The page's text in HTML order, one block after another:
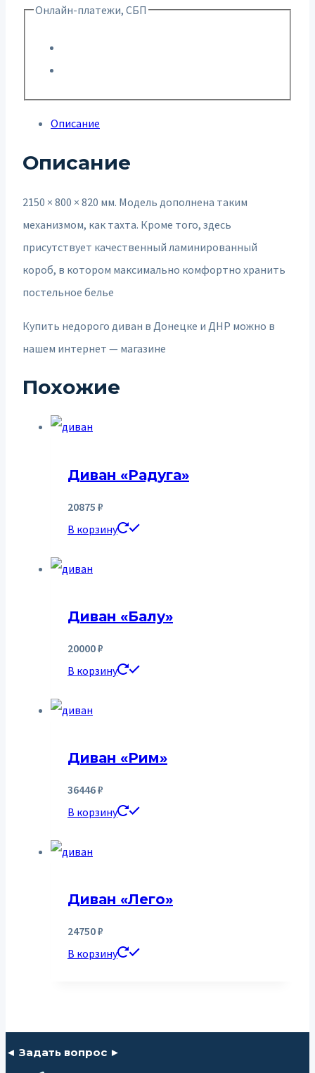
Онлайн-платежи, СБП
Описание
Описание
2150 × 800 × 820 мм. Модель дополнена таким
механизмом, как тахта. Кроме того, здесь
присутствует качественный ламинированный
короб, в котором максимально комфортно хранить
постельное белье
Купить недорого диван в Донецке и ДНР можно в
нашем интернет — магазине
Похожие
Диван «Радуга»
20875 ₽
В корзину
Диван «Балу»
20000₽
В корзину
Диван «Рим»
36446₽
В корзину
Диван «Лего»
24750₽
В корзину
◄ Задать вопрос ►